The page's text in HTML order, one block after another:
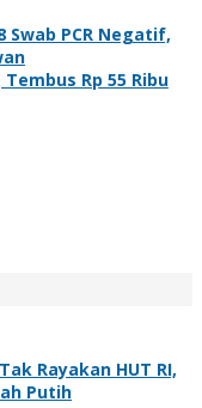
Swab PCR Negatif,
Rp 55 Ribu
Rayakan HUT RI,
Putih